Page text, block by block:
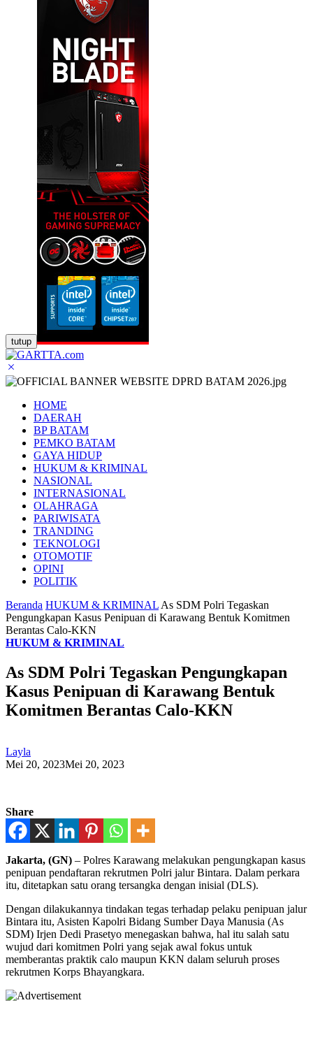
tutup
HOME
DAERAH
BP BATAM
PEMKO BATAM
GAYA HIDUP
HUKUM & KRIMINAL
NASIONAL
INTERNASIONAL
OLAHRAGA
PARIWISATA
TRANDING
TEKNOLOGI
OTOMOTIF
OPINI
POLITIK
Beranda HUKUM & KRIMINAL As SDM Polri Tegaskan
Pengungkapan Kasus Penipuan di Karawang Bentuk Komitmen
Berantas Calo-KKN
HUKUM & KRIMINAL
As SDM Polri Tegaskan Pengungkapan
Kasus Penipuan di Karawang Bentuk
Komitmen Berantas Calo-KKN
Layla
Mei 20, 2023Mei 20, 2023
Share
Jakarta, (GN) – Polres Karawang melakukan pengungkapan kasus
penipuan pendaftaran rekrutmen Polri jalur Bintara. Dalam perkara
itu, ditetapkan satu orang tersangka dengan inisial (DLS).
Dengan dilakukannya tindakan tegas terhadap pelaku penipuan jalur
Bintara itu, Asisten Kapolri Bidang Sumber Daya Manusia (As
SDM) Irjen Dedi Prasetyo menegaskan bahwa, hal itu salah satu
wujud dari komitmen Polri yang sejak awal fokus untuk
memberantas praktik calo maupun KKN dalam seluruh proses
rekrutmen Korps Bhayangkara.